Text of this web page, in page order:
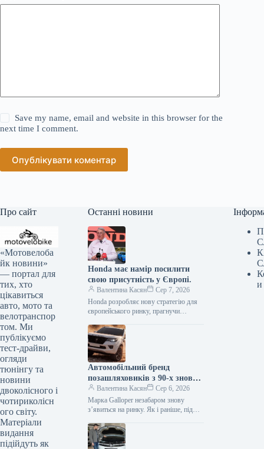
Save my name, email and website in this browser for the
next time I comment.
Опублікувати коментар
Про сайт
«Мотовелоба
йк новини»
— портал для
тих, хто
цікавиться
авто, мото та
велотранспор
том. Ми
публікуємо
тест-драйви,
огляди
тюнінгу та
новини
двоколісного і
чотириколісн
ого світу.
Матеріали
видання
підійдуть як
Останні новини
Honda має намір посилити
свою присутність у Європі.
Валентина Касян
Сер 7, 2026
Honda розробляє нову стратегію для
європейського ринку, прагнучи
спаду обсягів збуту. Протягом
десятиліття компанія відзначила
зменшення…
Автомобільний бренд
позашляховиків з 90-х знову
з’явиться на ринку.
Валентина Касян
Сер 6, 2026
Марка Galloper незабаром знову
з’явиться на ринку. Як і раніше, під
випускатися автомобілі підвищеної
прохідності. Відродженням…
и